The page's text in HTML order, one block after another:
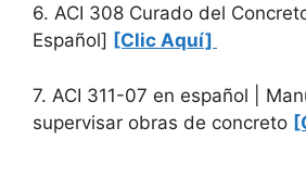
6. ACI 308 Curado del
Español] [Clic Aquí]
7. ACI 311-07 en español |
supervisar obras de concreto